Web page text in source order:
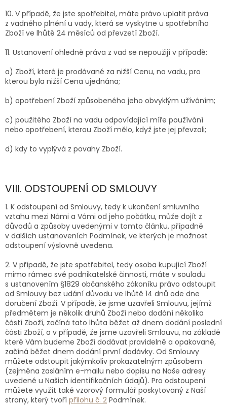
10. V případě, že jste spotřebitel, máte právo uplatit práva
z vadného plnění u vady, která se vyskytne u spotřebního
Zboží ve lhůtě 24 měsíců od převzetí Zboží.
11. Ustanovení ohledně práva z vad se nepoužijí v případě:
a) Zboží, které je prodávané za nižší Cenu, na vadu, pro
kterou byla nižší Cena ujednána;
b) opotřebení Zboží způsobeného jeho obvyklým užíváním;
c) použitého Zboží na vadu odpovídající míře používání
nebo opotřebení, kterou Zboží mělo, když jste jej převzali;
d) kdy to vyplývá z povahy Zboží.
VIII. ODSTOUPENÍ OD SMLOUVY
1. K odstoupení od Smlouvy, tedy k ukončení smluvního
vztahu mezi Námi a Vámi od jeho počátku, může dojít z
důvodů a způsoby uvedenými v tomto článku, případně
v dalších ustanoveních Podmínek, ve kterých je možnost
odstoupení výslovně uvedena.
2. V případě, že jste spotřebitel, tedy osoba kupující Zboží
mimo rámec své podnikatelské činnosti, máte v souladu
s ustanovením §1829 občanského zákoníku právo odstoupit
od Smlouvy bez udání důvodu ve lhůtě 14 dnů ode dne
doručení Zboží. V případě, že jsme uzavřeli Smlouvu, jejímž
předmětem je několik druhů Zboží nebo dodání několika
částí Zboží, začíná tato lhůta běžet až dnem dodání poslední
části Zboží, a v případě, že jsme uzavřeli Smlouvu, na základě
které Vám budeme Zboží dodávat pravidelně a opakovaně,
začíná běžet dnem dodání první dodávky. Od Smlouvy
můžete odstoupit jakýmkoliv prokazatelným způsobem
(zejména zasláním e-mailu nebo dopisu na Naše adresy
uvedené u Našich identifikačních údajů). Pro odstoupení
můžete využít také vzorový formulář poskytovaný z Naší
strany, který tvoří přílohu č. 2 Podmínek.